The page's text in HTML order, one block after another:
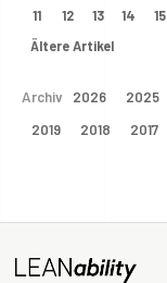
11 12 13 14 15
Ältere Artikel
Archiv 2026 2025
2019
2018 2017